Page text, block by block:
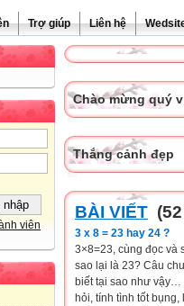
Trợ giúp Liên hệ
viên
Chào mừng quý
Thắng cảnh đẹp
BÀI VIẾT
3 x 8 = 23 hay 24 ?
3×8=23, cùng đọc và
sao lại là 23? Câu
biết tại sao như vậy…
hỏi, tính tình tốt